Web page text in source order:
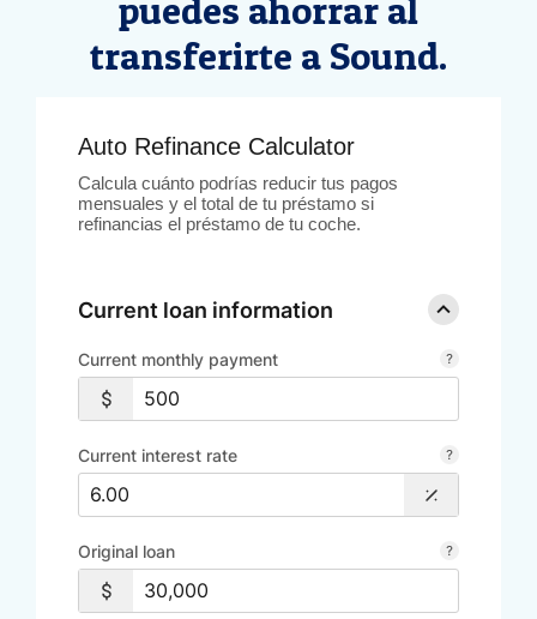
PASOS PARA SOLICITAR
puedes ahorrar al
transferirte a Sound.
Auto Refinance Calculator
Calcula cuánto podrías reducir tus pagos
mensuales y el total de tu préstamo si
refinancias el préstamo de tu coche.
Current loan information
Current monthly payment
Current interest rate
Original loan